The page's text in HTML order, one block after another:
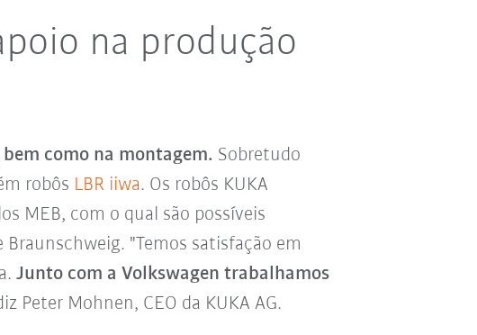
na produção
como na montagem. Sobretudo
robôs LBR iiwa. Os robôs KUKA
MEB, com o qual são possíveis
"Temos satisfação em
Junto com a Volkswagen trabalhamos
Peter Mohnen, CEO da KUKA AG.